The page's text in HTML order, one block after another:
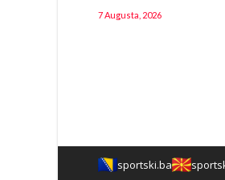
7 Augusta, 2026
sportski.ba